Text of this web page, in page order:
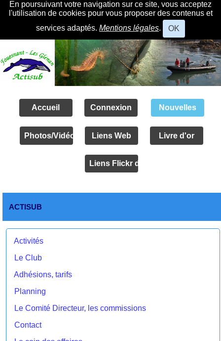
En poursuivant votre navigation sur ce site, vous acceptez
l'utilisation de cookies pour vous proposer des contenus et
services adaptés. Mentions légales. OK
Accueil Connexion Nouvelles
Photos/Vidéos Liens Web Livre d'or
Liens Flickr des amis
ACTISUB
Activités
Le Club
Adhésions, tarifs
Planning
Le Comité Directeur, les commissions
Contact